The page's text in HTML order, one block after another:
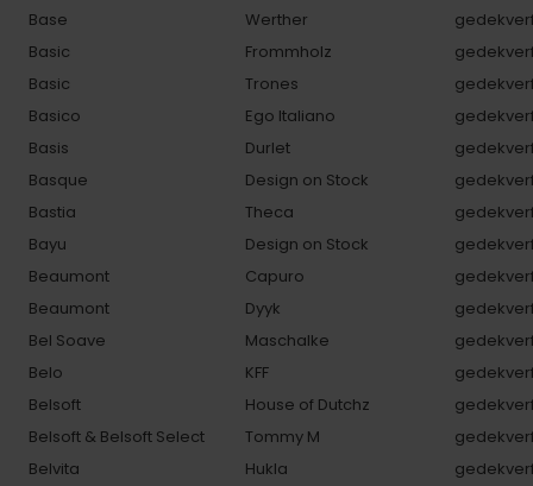
Base
Werther
Basic
Frommholz
Basic
Trones
Basico
Ego Italiano
Basis
Durlet
Basque
Design on Stock
Bastia
Theca
Bayu
Design on Stock
Beaumont
Capuro
Beaumont
Dyyk
Bel Soave
Maschalke
Belo
KFF
Belsoft
House of Dutchz
Belsoft & Belsoft Select
Tommy M
Belvita
Hukla